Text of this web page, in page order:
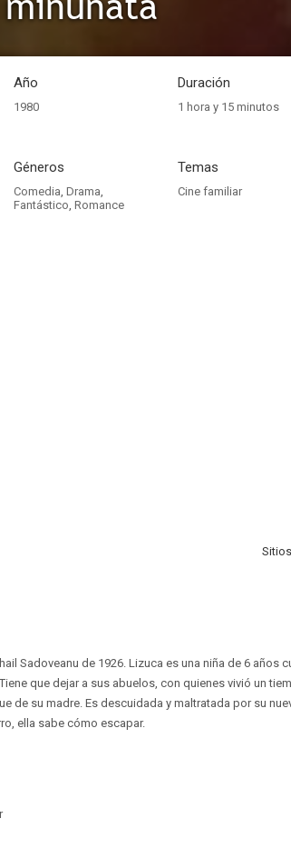
Año
1980
Duración
1 hora y 15 minutos
Géneros
Comedia, Drama,
Fantástico, Romance
Temas
Cine familiar
Sadoveanu de 1926. Lizuca es una niña de 6 años
que dejar a sus abuelos, con quienes vivió un
de su madre. Es descuidada y maltratada por su
ella sabe cómo escapar.